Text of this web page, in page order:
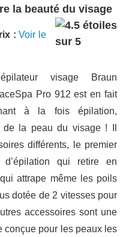
la beauté du visage
: Voir le
visage Braun
Pro 912 est en fait
à la fois épilation,
de la peau du visage ! Il
différents, le premier
qui retire en
attrape même les poils
dotée de 2 vitesses pour
accessoires sont une
conçue pour les peaux les